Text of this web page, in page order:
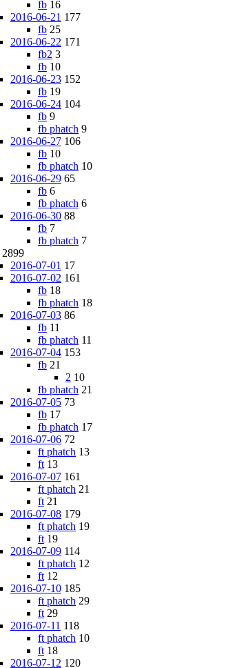
fb 16
2016-06-21 177
fb 25
2016-06-22 171
fb2 3
fb 10
2016-06-23 152
fb 19
2016-06-24 104
fb 9
fb phatch 9
2016-06-27 106
fb 10
fb phatch 10
2016-06-29 65
fb 6
fb phatch 6
2016-06-30 88
fb 7
fb phatch 7
2899
2016-07-01 17
2016-07-02 161
fb 18
fb phatch 18
2016-07-03 86
fb 11
fb phatch 11
2016-07-04 153
fb 21
2 10
fb phatch 21
2016-07-05 73
fb 17
fb phatch 17
2016-07-06 72
ft phatch 13
ft 13
2016-07-07 161
ft phatch 21
ft 21
2016-07-08 179
ft phatch 19
ft 19
2016-07-09 114
ft phatch 12
ft 12
2016-07-10 185
ft phatch 29
ft 29
2016-07-11 118
ft phatch 10
ft 18
2016-07-12 120